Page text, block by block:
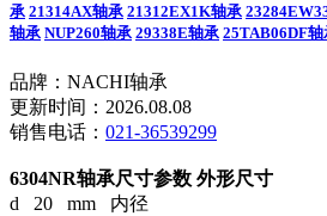
承 21314AX轴承 21312EX1K轴承
轴承 NUP260轴承 29338E轴承 25TAB06DF轴
品牌：NACHI轴承
更新时间：2026.08.08
销售电话： 021-36539299
6304NR轴承尺寸参数 外形尺寸
d 20 mm 内径